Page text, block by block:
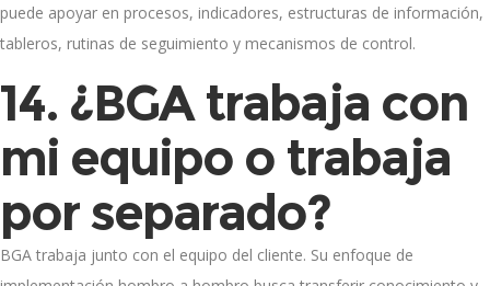
puede apoyar en procesos, indicadores, estructuras de información,
tableros, rutinas de seguimiento y mecanismos de control.
14. ¿BGA trabaja con
mi equipo o trabaja
por separado?
BGA trabaja junto con el equipo del cliente. Su enfoque de